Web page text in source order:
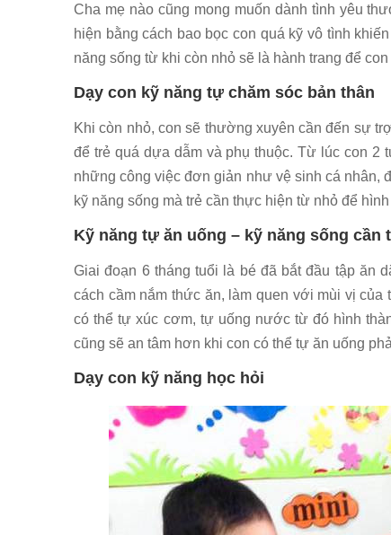
Cha mẹ nào cũng mong muốn dành tình yêu
hiện bằng cách bao bọc con quá kỹ vô tình
năng sống từ khi còn nhỏ sẽ là hành trang để
Dạy con kỹ năng tự chăm sóc bản thân
Khi còn nhỏ, con sẽ thường xuyên cần đến sự
để trẻ quá dựa dẫm và phụ thuộc. Từ lúc con 2
những công việc đơn giản như vệ sinh cá nhân,
kỹ năng sống mà trẻ cần thực hiện từ nhỏ để
Kỹ năng tự ăn uống – kỹ năng sống cần
Giai đoạn 6 tháng tuổi là bé đã bắt đầu tập ăn
cách cầm nắm thức ăn, làm quen với mùi vị
có thể tự xúc cơm, tự uống nước từ đó hình
cũng sẽ an tâm hơn khi con có thể tự ăn uống
Dạy con kỹ năng học hỏi